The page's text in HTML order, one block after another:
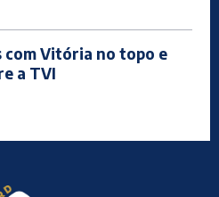
com Vitória no topo e
a TVI